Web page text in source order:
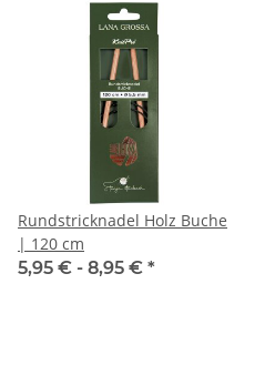
Rundstricknadel Holz Buche
| 120 cm
5,95 € - 8,95 € *